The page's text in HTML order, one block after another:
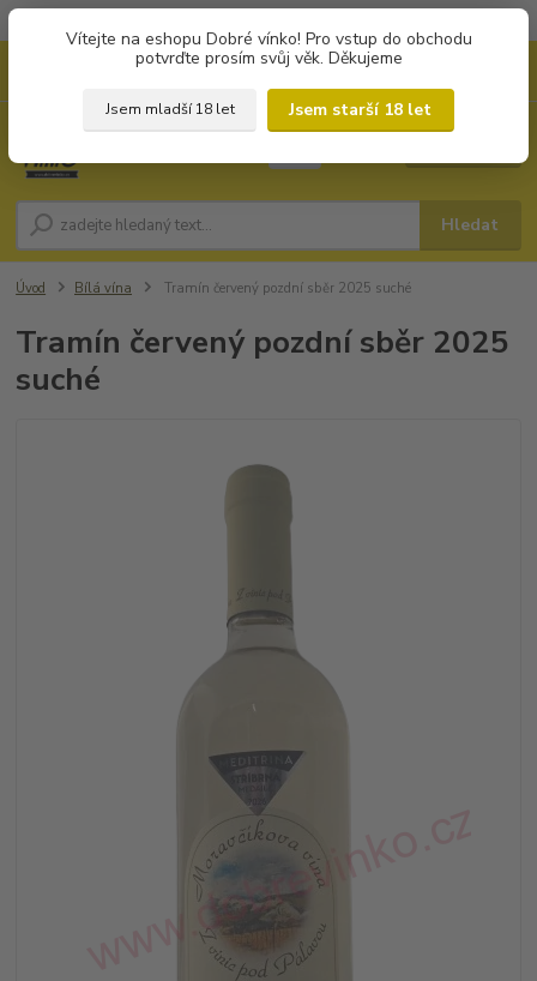
Vítejte na eshopu Dobré vínko! Pro vstup do obchodu
potvrďte prosím svůj věk. Děkujeme
Jsem mladší 18 let
Jsem starší 18 let
Hledat
Úvod Bílá vína Tramín červený pozdní sběr 2025 suché
Tramín červený pozdní sběr 2025
suché